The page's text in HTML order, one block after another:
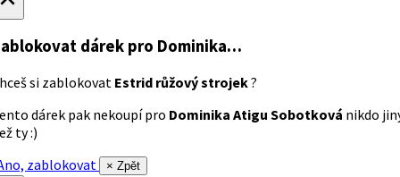
dárek pro Dominika…
si zablokovat Estrid růžový strojek?
dárek pak nekoupí pro Dominika Atigu Sobotková nikdo
ty :)
zablokovat
× Zpět